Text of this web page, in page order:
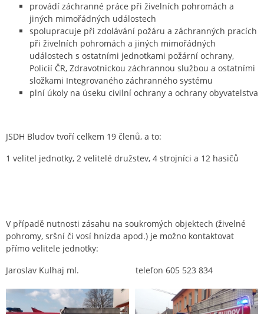
provádí záchranné práce při živelních pohromách a
jiných mimořádných událostech
spolupracuje při zdolávání požáru a záchranných pracích
při živelních pohromách a jiných mimořádných
událostech s ostatními jednotkami požární ochrany,
Policií ČR, Zdravotnickou záchrannou službou a ostatními
složkami Integrovaného záchranného systému
plní úkoly na úseku civilní ochrany a ochrany obyvatelstva
JSDH Bludov tvoří celkem 19 členů, a to:
1 velitel jednotky, 2 velitelé družstev, 4 strojníci a 12 hasičů
V případě nutnosti zásahu na soukromých objektech (živelné
pohromy, sršní či vosí hnízda apod.) je možno kontaktovat
přímo velitele jednotky:
Jaroslav Kulhaj ml. telefon 605 523 834